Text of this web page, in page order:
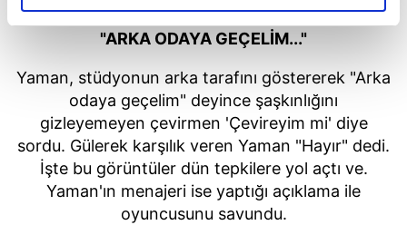
elimizden gelen çabayı gösterdiğimizi ve bu noktada,
reklamların maliyetlerimizi karşılamak noktasında tek gelir
kalemimiz olduğunu sizlere hatırlatmak isteriz.
Her halükârda, kullanıcılar, bu çerezlere izin vermedikleri
takdirde, kullanıcılara hedefli reklamlar
gösterilmeyecektir."
Sizlere daha iyi bir hizmet sunabilmek için İnternet
Sitemizde kendimize ve üçüncü kişilere ait çerezler
"ARKA ODAYA GEÇELİM..."
Yaman, stüdyonun arka tarafını göstererek "Arka
odaya geçelim" deyince şaşkınlığını
gizleyemeyen çevirmen 'Çevireyim mi' diye
sordu. Gülerek karşılık veren Yaman "Hayır" dedi.
İşte bu görüntüler dün tepkilere yol açtı ve.
Yaman'ın menajeri ise yaptığı açıklama ile
oyuncusunu savundu.